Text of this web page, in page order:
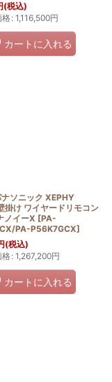
(税込)
格: 1,116,500円
カートに入れる
ソニック XEPHY
掛け ワイヤードリモコン
ノイーX [PA-
PA-P56K7GCX]
(税込)
格: 1,267,200円
カートに入れる